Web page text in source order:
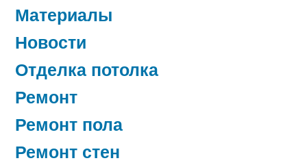
Материалы
Новости
Отделка потолка
Ремонт
Ремонт пола
Ремонт стен